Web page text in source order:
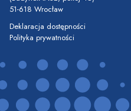
51-618 Wrocław
Deklaracja dostępności
Polityka prywatności